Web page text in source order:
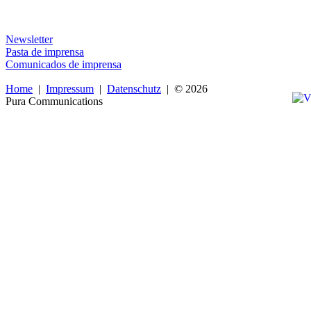
Newsletter
Pasta de imprensa
Comunicados de imprensa
Home | Impressum | Datenschutz | © 2026
Pura Communications